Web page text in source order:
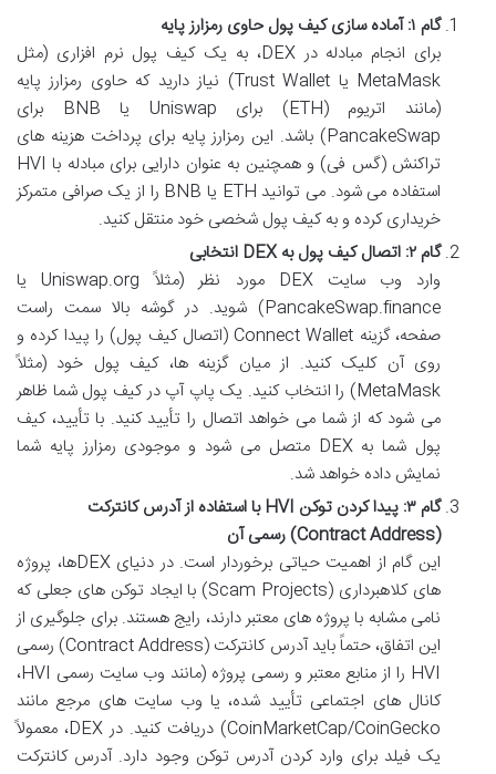
گام ۱: آماده سازی کیف پول حاوی رمزارز پایه
برای انجام مبادله در DEX، به یک کیف پول نرم افزاری (مثل
MetaMask یا Trust Wallet) نیاز دارید که حاوی رمزارز پایه
(مانند اتریوم (ETH) برای Uniswap یا BNB برای
PancakeSwap) باشد. این رمزارز پایه برای پرداخت هزینه های
تراکنش (گس فی) و همچنین به عنوان دارایی برای مبادله با HVI
استفاده می شود. می توانید ETH یا BNB را از یک صرافی متمرکز
خریداری کرده و به کیف پول شخصی خود منتقل کنید.
گام ۲: اتصال کیف پول به DEX انتخابی
وارد وب سایت DEX مورد نظر (مثلاً Uniswap.org یا
PancakeSwap.finance) شوید. در گوشه بالا سمت راست
صفحه، گزینه Connect Wallet (اتصال کیف پول) را پیدا کرده و
روی آن کلیک کنید. از میان گزینه ها، کیف پول خود (مثلاً
MetaMask) را انتخاب کنید. یک پاپ آپ در کیف پول شما ظاهر
می شود که از شما می خواهد اتصال را تأیید کنید. با تأیید، کیف
پول شما به DEX متصل می شود و موجودی رمزارز پایه شما
نمایش داده خواهد شد.
گام ۳: پیدا کردن توکن HVI با استفاده از آدرس کانترکت
(Contract Address) رسمی آن
این گام از اهمیت حیاتی برخوردار است. در دنیای DEXها، پروژه
های کلاهبرداری (Scam Projects) با ایجاد توکن های جعلی که
نامی مشابه با پروژه های معتبر دارند، رایج هستند. برای جلوگیری از
این اتفاق، حتماً باید آدرس کانترکت (Contract Address) رسمی
HVI را از منابع معتبر و رسمی پروژه (مانند وب سایت رسمی HVI،
کانال های اجتماعی تأیید شده، یا وب سایت های مرجع مانند
CoinMarketCap/CoinGecko) دریافت کنید. در DEX، معمولاً
یک فیلد برای وارد کردن آدرس توکن وجود دارد. آدرس کانترکت